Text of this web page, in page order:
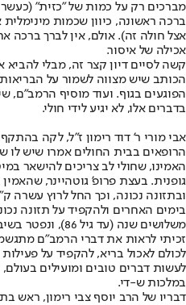
מברכים רק על כמות של "כזית"
ברכה ראשונה, כיוון שכמות
אצל חולה זה). אולם, אין לברך ברכה
אכילה של איסור.
קשה לסיים דיון קצר זה, מבלי
הכותב שיש מצווה לשמור על
הפוגעים בגוף. ועוד מוסיף הרמב"ם,
בדברים אלו, לא יגיע לידי חולי.
אבי מורי ר' דוד רימון ז"ל, לקה
הרופאים בבית החולים אמרו שיש לו
האמינו, שחולי לב צריכים להישאר
גופנית. בעצת פרופ' גוטהיינר,
ובתזונה נכונה, וכך החל לרוץ
בימים האחרים ולהקפיד על תזונה
משלושים שנה (עד גיל 86), ונפטר בשיבה טובה בגיל 87.
זכיתי לראות את דברי הרמב"ם
לכולם לאכול בריא, להקפיד על פעילות
לעשות דברים טובים ומועילים
במלכות ש-די.
דבריו של הרב יוסף צבי רימון, ראש